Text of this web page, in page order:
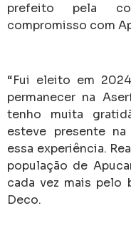
prefeito pela
compromisso com
“Fui eleito em
permanecer na
tenho muita
esteve presente
essa experiência.
população de
cada vez mais pelo
Deco.